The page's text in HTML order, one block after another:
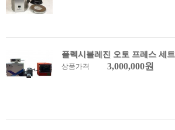
플렉시블레진 오토 프레스 세트
상품가격 3,000,000원